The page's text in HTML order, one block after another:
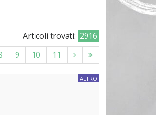
Articoli trovati: 2916
9 10 11
ALTRO